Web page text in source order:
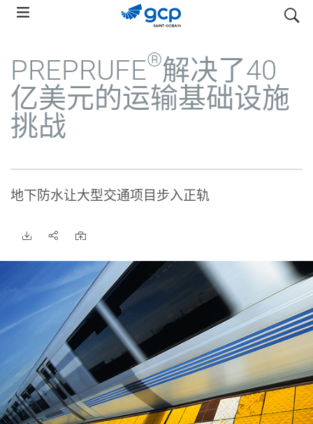
Skip
navigation
搜索
PREPRUFE®解决了40
亿美元的运输基础设施
挑战
地下防水让大型交通项目步入正轨